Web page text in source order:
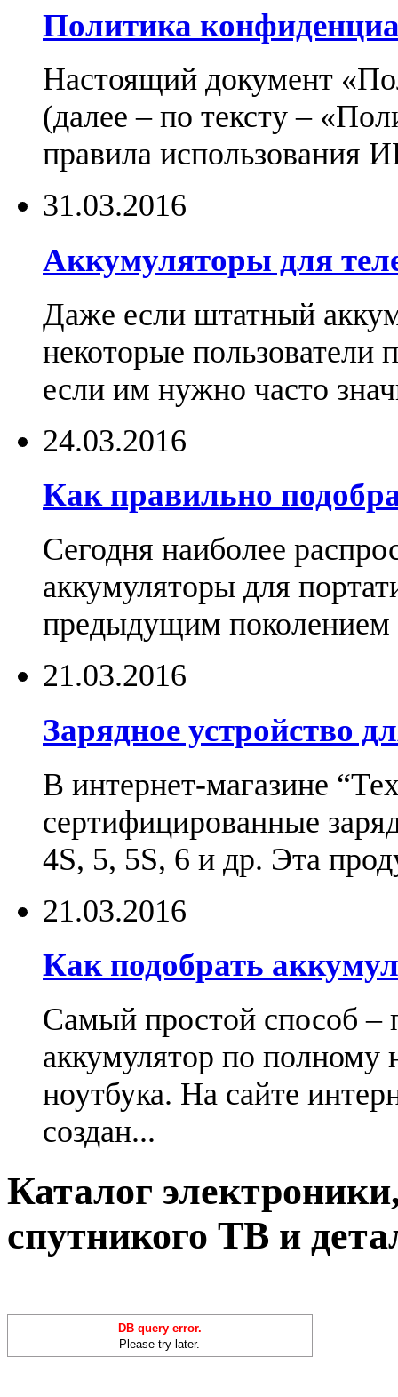
Политика
Настоящий документ
(далее – по тексту –
правила использования
31.03.2016
Аккумуляторы для
Даже если штатный
некоторые пользователи
если им нужно часто
24.03.2016
Как правильно
Сегодня наиболее
аккумуляторы для
предыдущим поколением
21.03.2016
Зарядное устройство
В интернет-магазине
сертифицированные
4S, 5, 5S, 6 и др. Эта
21.03.2016
Как подобрать
Самый простой способ –
аккумулятор по
ноутбука. На сайте
создан...
Каталог
спутникого ТВ и
DB query error.
Please try later.